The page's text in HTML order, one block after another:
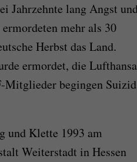
Jahrzehnte lang Angst
mehr als 30
Herbst das Land.
ermordet, die
Mitglieder begingen Suizid
und Klette 1993 am
Weiterstadt in Hessen